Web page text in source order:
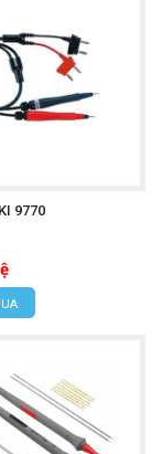
9770